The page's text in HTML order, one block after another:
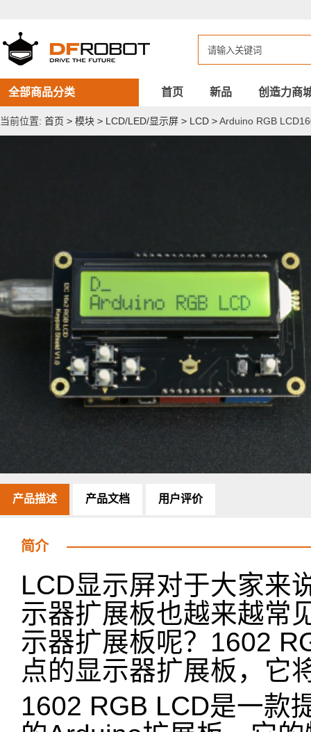
LCD1602
按
键
扩
展
板
彩
色
底
全部商品分类 首页 新品 创造力商
当前位置: 首页 > 模块 > LCD/LED/显示屏 > LCD >Arduino RGB
产品描述 产品文档 用户评价
简介
LCD显示屏对于大家来
示器扩展板也越来越常
示器扩展板呢？1602
点的显示器扩展板，它
1602 RGB LCD是一款